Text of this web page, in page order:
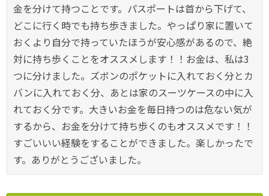
金を分けて持つことです。パスポートは首から下げて、
どこに行く時でも持ち歩きました。やっぱり家に置いて
おくより自分で持っていたほうが安心感があるので、絶
対に持ち歩くことをオススメします！！お金は、私は3
つに分けました。ズボンのポケットに入れておく分とカ
バンに入れておく分、あとは家のスーツケースの中に入
れておく分です。大きいお金を毎日持つのは危ない気が
するから、お金を分けて持ち歩くのもオススメです！！
すごいいい経験をすることができました。楽しかったで
す。ありがとうございました。